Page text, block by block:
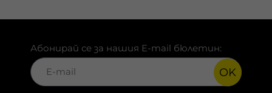
Абонирай се за нашия E-mail бюлетин:
OK